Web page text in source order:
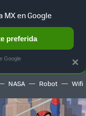
TERRITORIO
NASA Robot Wifi
×
MX en Google
preferida
Google